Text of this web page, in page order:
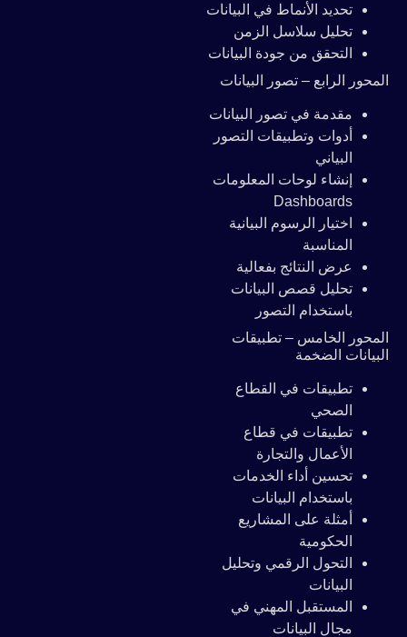
تحديد الأنماط في البيانات
تحليل سلاسل الزمن
التحقق من جودة البيانات
المحور الرابع – تصور البيانات
مقدمة في تصور البيانات
أدوات وتطبيقات التصور
البياني
إنشاء لوحات المعلومات
Dashboards
اختيار الرسوم البيانية
المناسبة
عرض النتائج بفعالية
تحليل قصص البيانات
باستخدام التصور
المحور الخامس – تطبيقات
البيانات الضخمة
تطبيقات في القطاع
الصحي
تطبيقات في قطاع
الأعمال والتجارة
تحسين أداء الخدمات
باستخدام البيانات
أمثلة على المشاريع
الحكومية
التحول الرقمي وتحليل
البيانات
المستقبل المهني في
مجال البيانات